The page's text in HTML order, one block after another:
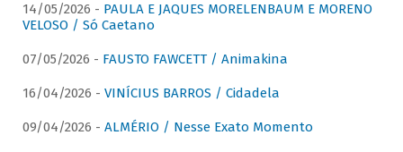
14/05/2026 - PAULA E JAQUES MORELENBAUM E MORENO
VELOSO / Só Caetano
07/05/2026 - FAUSTO FAWCETT / Animakina
16/04/2026 - VINÍCIUS BARROS / Cidadela
09/04/2026 - ALMÉRIO / Nesse Exato Momento